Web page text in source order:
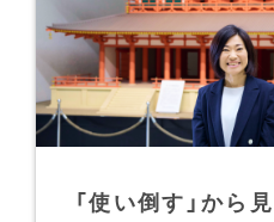
「使い倒す」から